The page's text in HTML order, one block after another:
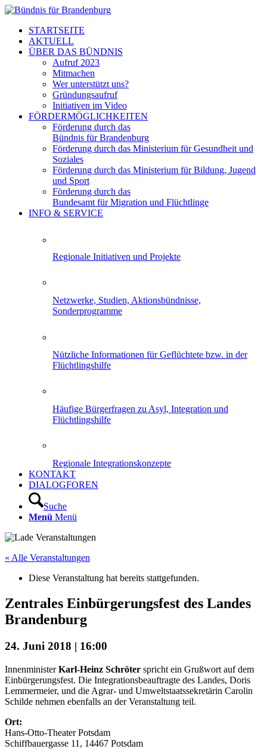
STARTSEITE
AKTUELL
ÜBER DAS BÜNDNIS
Aufruf 2023
Mitmachen
Wer unterstützt uns?
Gründungsaufruf
Initiativen im Video
FÖRDERMÖGLICHKEITEN
Förderung durch das
Bündnis für Brandenburg
Förderung durch das Ministerium für Gesundheit und
Soziales
Förderung durch das Ministerium für Bildung, Jugend
und Sport
Förderung durch das
Bundesamt für Migration und Flüchtlinge
INFO & SERVICE
Regionale Initiativen und Projekte
Netzwerke, Studien, Aktionsbündnisse,
Sonderprogramme
Nützliche Informationen für Geflüchtete bzw. in der
Flüchtlingshilfe
Häufige Bürgerfragen zu Asyl, Integration und
Flüchtlingshilfe
Regionale Integrationskonzepte
KONTAKT
DIALOGFOREN
Suche
Menü Menü
« Alle Veranstaltungen
Diese Veranstaltung hat bereits stattgefunden.
Zentrales Einbürgerungsfest des Landes
Brandenburg
24. Juni 2018 | 16:00
InnenministerKarl-Heinz Schröter spricht ein Grußwort auf dem
Einbürgerungsfest. Die Integrationsbeauftragte des Landes, Doris
Lemmermeier, und die Agrar- und Umweltstaatssekretärin Carolin
Schilde nehmen ebenfalls an der Veranstaltung teil.
Ort:
Hans-Otto-Theater Potsdam
Schiffbauergasse 11, 14467 Potsdam